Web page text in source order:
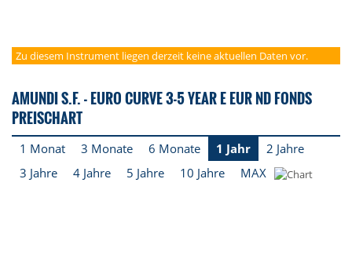
Zu diesem Instrument liegen derzeit keine aktuellen Daten vor.
AMUNDI S.F. - EURO CURVE 3-5 YEAR E EUR ND FONDS
PREISCHART
1 Monat 3 Monate 6 Monate 1 Jahr
2 Jahre
3 Jahre
4 Jahre 5 Jahre 10 Jahre MAX